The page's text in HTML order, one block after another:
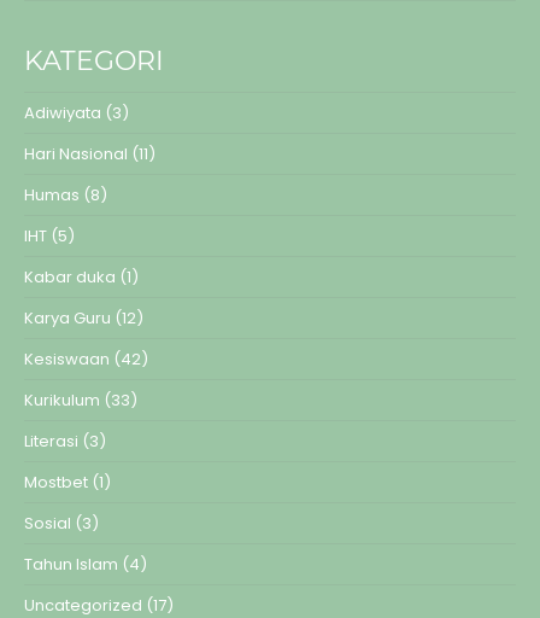
KATEGORI
Adiwiyata (3)
Hari Nasional (11)
Humas (8)
IHT (5)
Kabar duka (1)
Karya Guru (12)
Kesiswaan (42)
Kurikulum (33)
Literasi (3)
Mostbet (1)
Sosial (3)
Tahun Islam (4)
Uncategorized (17)